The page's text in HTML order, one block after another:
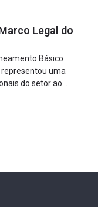
Legal do
Básico
uma
do setor ao
privada,